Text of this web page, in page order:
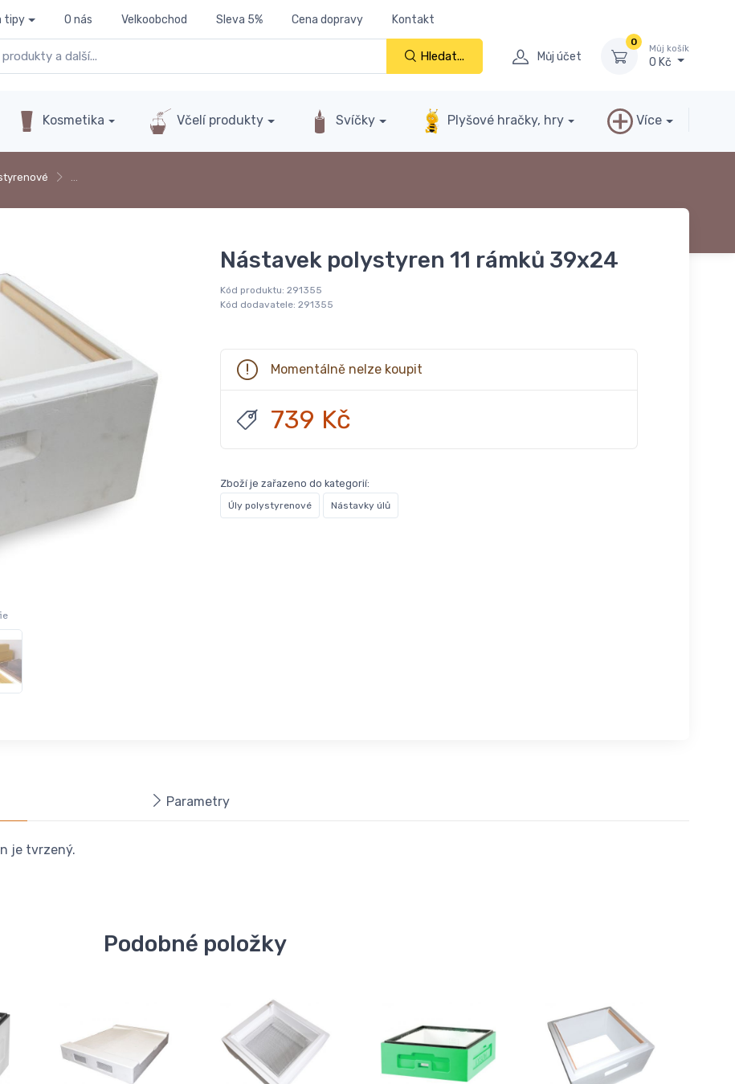
tipy O nás Velkoobchod Sleva 5% Cena dopravy Kontakt
Hledat... Můj účet
0
Můj košík
0 Kč
Kosmetika Včelí produkty Svíčky Plyšové hračky, hry Více
…
Nástavek polystyren 11 rámků 39x24
Kód produktu: 291355
Kód dodavatele: 291355
Momentálně nelze koupit
739 Kč
Zboží je zařazeno do kategorií:
Úly polystyrenové Nástavky úlů
Parametry
je tvrzený.
Podobné položky